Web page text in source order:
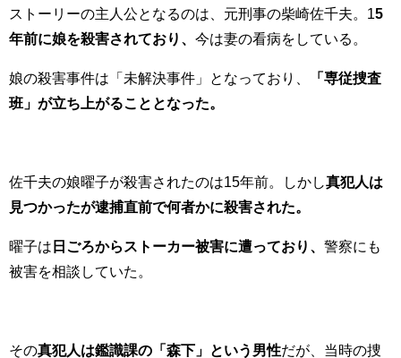
ストーリーの主人公となるのは、元刑事の柴崎佐千夫。1 5
年前に娘を殺害されており、 今は妻の看病をしている。
娘の殺害事件は「未解決事件」となっており、
「専従捜査
班」が立ち上がることとなった。
佐千夫の娘曜子が殺害されたのは15年前。しかし真犯人は
見つかったが逮捕直前で何者かに殺害された。
曜子は 日ごろからストーカー被害に遭っており、 警察にも
被害を相談していた。
その真犯人は鑑識課の「森下」という男性だが、当時の捜